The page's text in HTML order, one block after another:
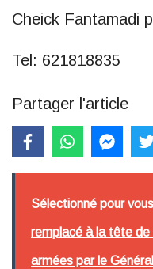
Cheick Fantamadi
Tel: 621818835
Partager l'article
Sélectionné pour
remplacé à la tête
armées par le